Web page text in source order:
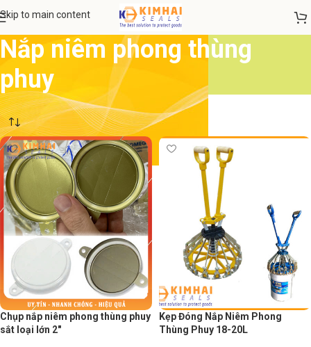
Skip to main content
Nắp niêm phong thùng
phuy
Chụp nắp niêm phong thùng phuy
sắt loại lớn 2″
Kẹp Đóng Nắp Niêm Phong
Thùng Phuy 18-20L